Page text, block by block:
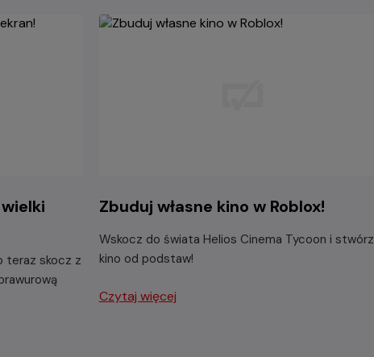
teraz skocz z
Zbuduj własne kino w Roblox!
Wskocz do świata Helios Cinema Tycoon i stwórz
kino od podstaw!
Czytaj więcej